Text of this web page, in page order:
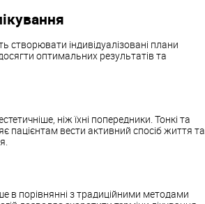
створювати індивідуалізовані плани
оптимальних результатів та
ніж їхні попередники. Тонкі та
пацієнтам вести активний спосіб життя та
в порівнянні з традиційними методами